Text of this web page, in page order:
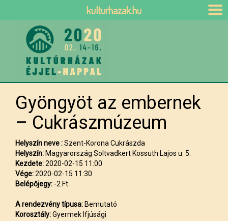
Gyöngyöt az embernek
– Cukrászmúzeum
Helyszín neve :Szent-Korona Cukrászda
Helyszín: Magyarország Soltvadkert Kossuth Lajos u. 5.
Kezdete:2020-02-15 11:00
Vége:2020-02-15 11:30
Belépőjegy: -2 Ft
A rendezvény típusa: Bemutató
Korosztály:Gyermek Ifjúsági
kulturhazak.hu